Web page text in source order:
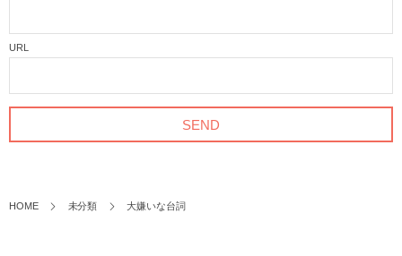
URL
HOME 未分類 大嫌いな台詞